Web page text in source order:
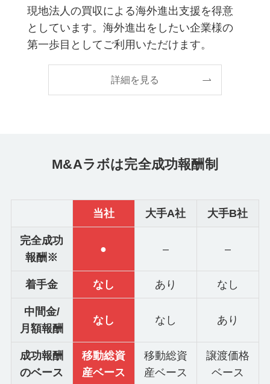
現地法人の買収による海外進出支援を得意
としています。海外進出をしたい企業様の
第一歩目としてご利用いただけます。
詳細を見る
M&Aラボは完全成功報酬制
当社 大手A社 大手B社
完全成功
報酬※
● – –
着手金 なし あり なし
中間金/
月額報酬
なし なし あり
成功報酬
のベース
移動総資
産ベース
移動総資
産ベース
譲渡価格
ベース